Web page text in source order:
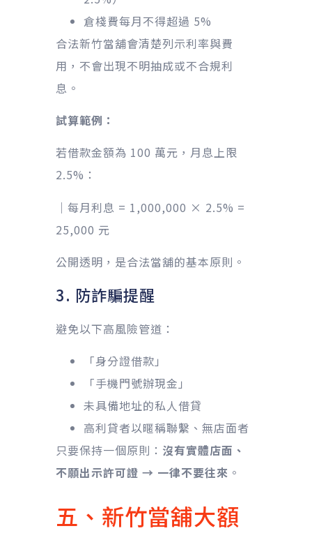
倉棧費每月不得超過 5%
合法新竹當舖會清楚列示利率與費
用，不會出現不明抽成或不合規利
息。
試算範例：
若借款金額為 100 萬元，月息上限
2.5%：
｜每月利息 = 1,000,000 × 2.5% =
25,000 元
公開透明，是合法當舖的基本原則。
3. 防詐騙提醒
避免以下高風險管道：
「身分證借款」
「手機門號辦現金」
未具備地址的私人借貸
高利貸者以暱稱聯繫、無店面者
只要保持一個原則： 沒有實體店面、
不願出示許可證 → 一律不要往來 。
五、新竹當舖大額